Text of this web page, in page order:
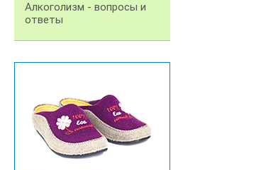
Алкоголизм - вопросы и
ответы